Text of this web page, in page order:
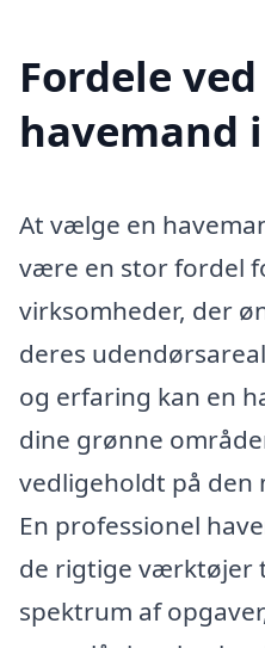
Fordele
havemand
At vælge en
være en stor fordel
virksomheder, der
deres
og erfaring kan en
dine grønne
vedligeholdt på den
En professionel
de rigtige værktøjer
spektrum af